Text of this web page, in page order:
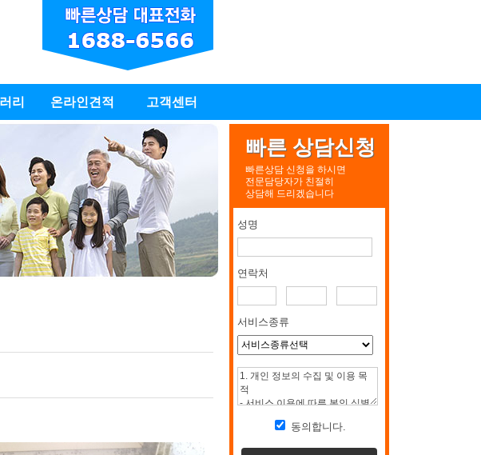
리 온라인견적 고객센터
빠른 상담신청
빠른상담 신청을 하시면
전문담당자가 친절히
상담해 드리겠습니다
성명
연락처
서비스종류
동의합니다.